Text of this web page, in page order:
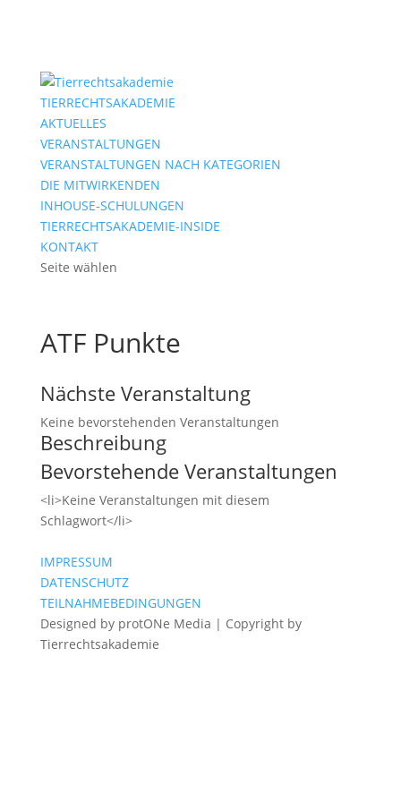
TIERRECHTSAKADEMIE
AKTUELLES
VERANSTALTUNGEN
VERANSTALTUNGEN NACH KATEGORIEN
DIE MITWIRKENDEN
INHOUSE-SCHULUNGEN
TIERRECHTSAKADEMIE-INSIDE
KONTAKT
Seite wählen
ATF Punkte
Nächste Veranstaltung
Keine bevorstehenden Veranstaltungen
Beschreibung
Bevorstehende Veranstaltungen
<li>Keine Veranstaltungen mit diesem
Schlagwort</li>
IMPRESSUM
DATENSCHUTZ
TEILNAHMEBEDINGUNGEN
Designed by protONe Media | Copyright by
Tierrechtsakademie